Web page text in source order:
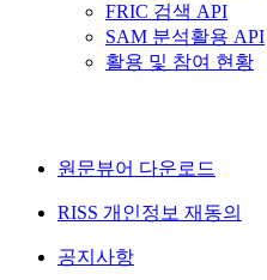
FRIC 검색 API
SAM 분석활용 API
활용 및 참여 현황
원문뷰어 다운로드
RISS 개인정보 재동의
공지사항